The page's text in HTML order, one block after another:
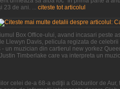
23 de ani. ... citeste tot articolul
Box Office-ului, avand incasari peste
Llewyn Davis, pelicula regizata de
muzician din cartierul new yorkez
Timberlake care va interpreta un
celei de-a 68-a ediţii a Globurilor de